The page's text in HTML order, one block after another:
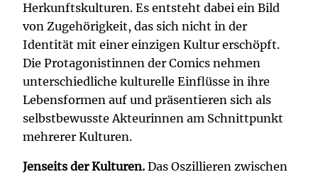
Herkunftskulturen. Es entsteht dabei ein Bild
von Zugehörigkeit, das sich nicht in der
Identität mit einer einzigen Kultur erschöpft.
Die Protagonistinnen der Comics nehmen
unterschiedliche kulturelle Einflüsse in ihre
Lebensformen auf und präsentieren sich als
selbstbewusste Akteurinnen am Schnittpunkt
mehrerer Kulturen.
Jenseits der Kulturen. Das Oszillieren zwischen